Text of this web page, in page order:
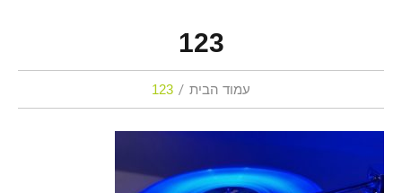
123
עמוד הבית 123